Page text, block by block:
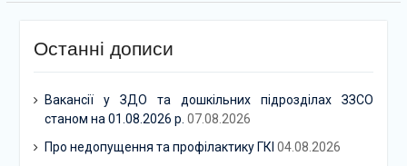
Останні дописи
Вакансії у ЗДО та дошкільних підрозділах ЗЗСО
станом на 01.08.2026 р. 07.08.2026
Про недопущення та профілактику ГКІ 04.08.2026